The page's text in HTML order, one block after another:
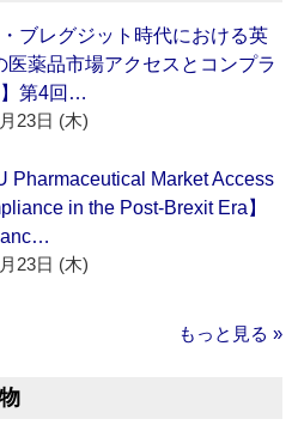
・ブレグジット時代における英
医薬品市場アクセスとコンプラ
第4回…
23日 (木)
Pharmaceutical Market Access
in the Post-Brexit Era】
23日 (木)
もっと見る »